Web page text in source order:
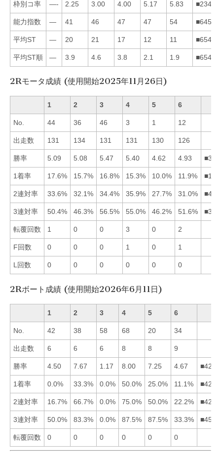
枠別コ率 —- 2.25 3.00 4.00 5.17 5.83
能力指数 — 41 46 47 47 54
平均ST — 20 21 17 12 11
平均ST順 — 3.9 4.6 3.8 2.1 1.9
2Rモータ成績 (使用開始2025年11月26日)
1 2 3 4 5 6
No. 44 36 46 3 1 12
出走数 131 134 131 131 130 126
勝率 5.09 5.08 5.47 5.40 4.62 4.93
1着率 17.6% 15.7% 16.8% 15.3% 10.0% 11.9%
2連対率 33.6% 32.1% 34.4% 35.9% 27.7% 31.0%
3連対率 50.4% 46.3% 56.5% 55.0% 46.2% 51.6%
転覆回数 1 0 0 3 0 2
F回数 0 0 0 1 0 1
L回数 0 0 0 0 0 0
2Rボート成績 (使用開始2026年6月11日)
1 2 3 4 5 6
No. 42 38 58 68 20 34
出走数 6 6 6 8 8 9
勝率 4.50 7.67 1.17 8.00 7.25 4.67
1着率 0.0% 33.3% 0.0% 50.0% 25.0% 11.1%
2連対率 16.7% 66.7% 0.0% 75.0% 50.0% 22.2%
3連対率 50.0% 83.3% 0.0% 87.5% 87.5% 33.3%
転覆回数 0 0 0 0 0 0